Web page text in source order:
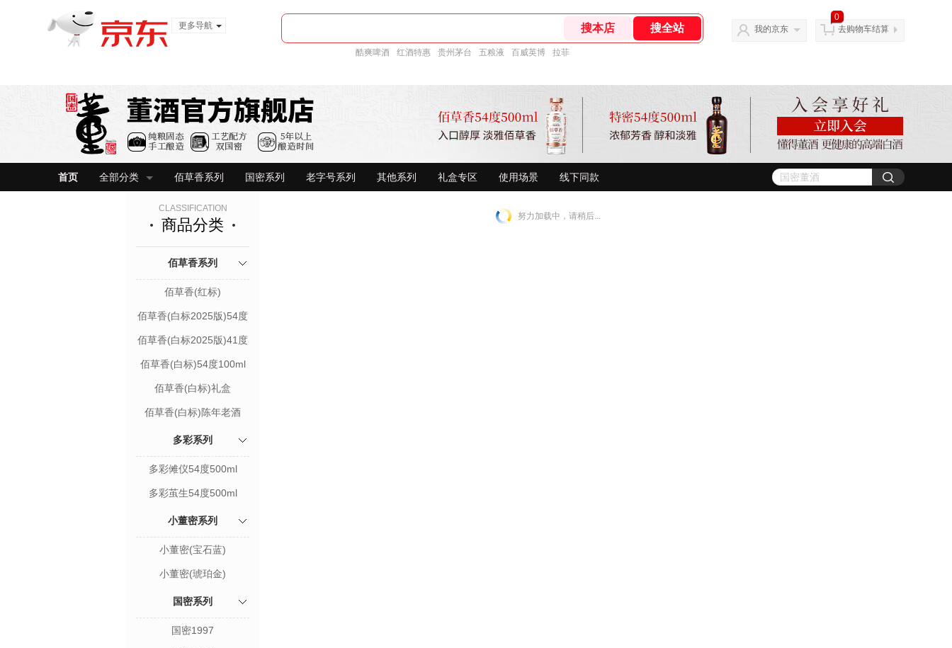
更多导航
酷爽啤酒 红酒特惠 贵州茅台 五粮液 百威英博 拉菲
我的京东
0
去购物车结算
首页 全部分类 佰草香系列 国密系列 老字号系列 其他系列 礼盒专区 使用场景 线下同款
CLASSIFICATION
商品分类
佰草香系列
佰草香(红标)
佰草香(白标2025版)54度
佰草香(白标2025版)41度
佰草香(白标)54度100ml
佰草香(白标)礼盒
佰草香(白标)陈年老酒
多彩系列
多彩傩仪54度500ml
多彩茧生54度500ml
小董密系列
小董密(宝石蓝)
小董密(琥珀金)
国密系列
国密1997
努力加载中，请稍后...